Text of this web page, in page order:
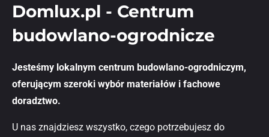
Domlux.pl - Centrum
budowlano-ogrodnicze
Jesteśmy lokalnym centrum budowlano-ogrodniczym,
oferującym szeroki wybór materiałów i fachowe
doradztwo.
U nas znajdziesz wszystko, czego potrzebujesz do